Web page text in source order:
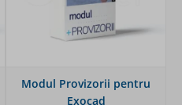
Modul Provizorii pentru
Exocad